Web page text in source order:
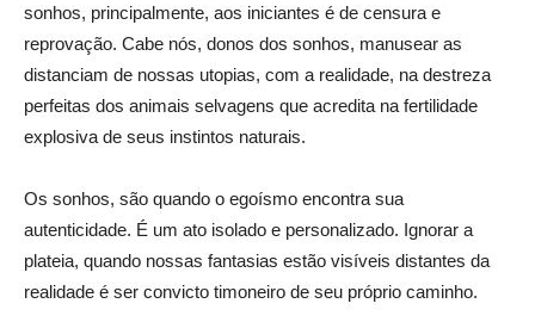
sonhos, principalmente, aos iniciantes é de censura e
reprovação. Cabe nós, donos dos sonhos, manusear as
distanciam de nossas utopias, com a realidade, na destreza
perfeitas dos animais selvagens que acredita na fertilidade
explosiva de seus instintos naturais.
Os sonhos, são quando o egoísmo encontra sua
autenticidade. É um ato isolado e personalizado. Ignorar a
plateia, quando nossas fantasias estão visíveis distantes da
realidade é ser convicto timoneiro de seu próprio caminho.